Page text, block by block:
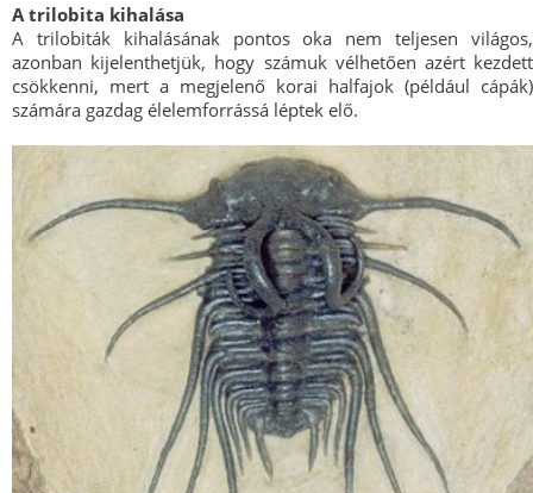
A trilobita kihalása
A trilobiták kihalásának pontos oka nem teljesen világos,
azonban kijelenthetjük, hogy számuk vélhetően azért kezdett
csökkenni, mert a megjelenő korai halfajok (például cápák)
számára gazdag élelemforrássá léptek elő.